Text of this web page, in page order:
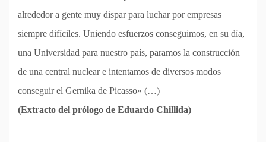
alrededor a gente muy dispar para luchar por empresas
siempre difíciles. Uniendo esfuerzos conseguimos, en su día,
una Universidad para nuestro país, paramos la construcción
de una central nuclear e intentamos de diversos modos
conseguir el Gernika de Picasso» (…)
(Extracto del prólogo de Eduardo Chillida)